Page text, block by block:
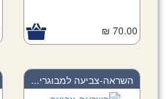
70.00 ₪
השראה-צביעה למבוגרי...